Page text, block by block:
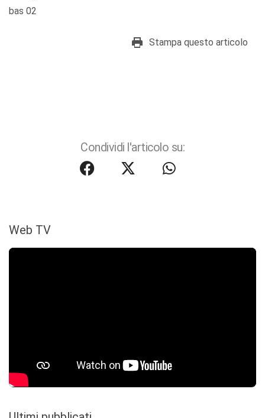
bas 02
Stampa questo articolo
Condividi l'articolo su:
Web TV